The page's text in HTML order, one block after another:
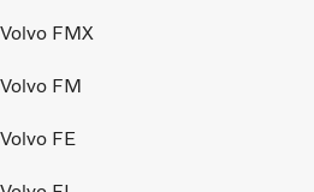
Volvo FMX
Volvo FM
Volvo FE